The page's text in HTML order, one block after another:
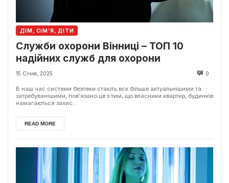
ДІМ, СІМ’Я, ДІТИ
Служби охорони Вінниці – ТОП 10
надійних служб для охорони
15 Січня, 2025 0
В наш час системи безпеки стають вск більше актуальнішими та
затребуванішими, пов’язано це з тим, що власники квартир, будинків
намагаються захис...
READ MORE